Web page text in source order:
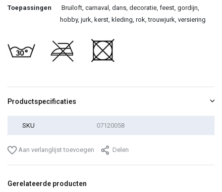
Toepassingen
Bruiloft, carnaval, dans, decoratie, feest, gordijn,
hobby, jurk, kerst, kleding, rok, trouwjurk, versiering
Productspecificaties
SKU 07120058
Aan verlanglijst toevoegen Delen
Gerelateerde producten